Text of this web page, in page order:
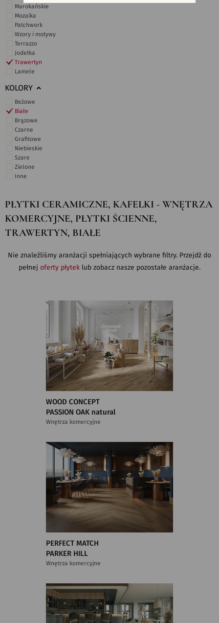
Marokańskie
Mozaika
Patchwork
Wzory i motywy
Terrazzo
Jodełka
Trawertyn
Lamele
KOLORY
Beżowe
Białe
Brązowe
Czarne
Grafitowe
Niebieskie
Szare
Zielone
Inne
PŁYTKI CERAMICZNE, KAFELKI - WNĘTRZA
KOMERCYJNE, PŁYTKI ŚCIENNE,
TRAWERTYN, BIAŁE
Nie znaleźliśmy aranżacji spełniających wybrane filtry. Przejdź do
pełnej oferty płytek lub zobacz nasze pozostałe aranżacje.
WOOD CONCEPT
PASSION OAK natural
Wnętrza komercyjne
PERFECT MATCH
PARKER HILL
Wnętrza komercyjne